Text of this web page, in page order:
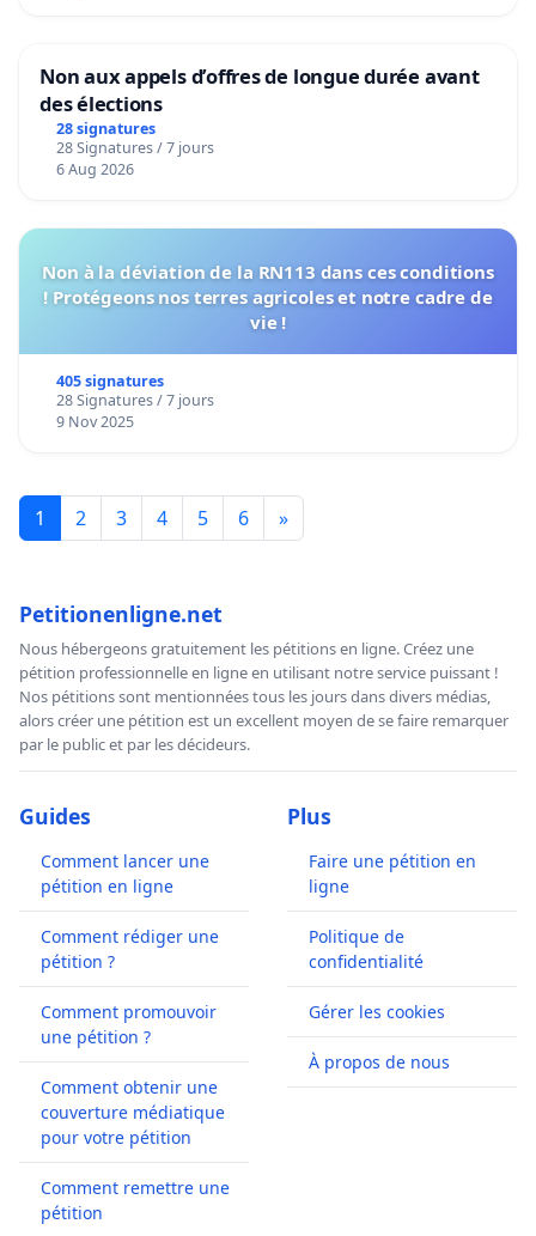
Non aux appels d’offres de longue durée avant
des élections
28 signatures
28 Signatures / 7 jours
6 Aug 2026
Non à la déviation de la RN113 dans ces conditions
! Protégeons nos terres agricoles et notre cadre de
vie !
405 signatures
28 Signatures / 7 jours
9 Nov 2025
1 2 3 4 5 6 »
Petitionenligne.net
Nous hébergeons gratuitement les pétitions en ligne. Créez une
pétition professionnelle en ligne en utilisant notre service puissant !
Nos pétitions sont mentionnées tous les jours dans divers médias,
alors créer une pétition est un excellent moyen de se faire remarquer
par le public et par les décideurs.
Guides
Comment lancer une
pétition en ligne
Comment rédiger une
pétition ?
Comment promouvoir
une pétition ?
Comment obtenir une
couverture médiatique
pour votre pétition
Comment remettre une
pétition
Plus
Faire une pétition en
ligne
Politique de
confidentialité
Gérer les cookies
À propos de nous